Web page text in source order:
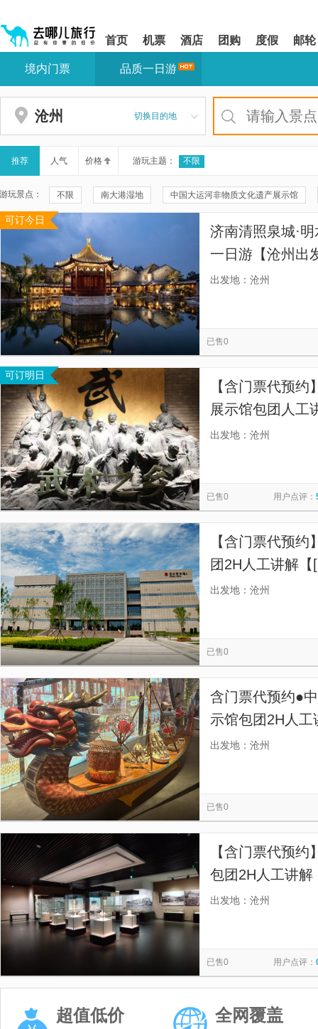
shift+enter
网
导
盲
导
模
式
您
站
区,
本
有
6
个
按
下
Tab
键
浏
览
信
首页 机票 酒店 团购 度假 邮轮
您
站
区
境内门票 品质一日游
沧州 切换目的地
推荐 人气 价格 游玩主题： 不限
游玩景点： 不限 南大港湿地 中国大运河非物质文化遗产展示馆
黄骅港工业旅游景区
郛堤城遗址公园 献县人民公园 聚
献县博物馆 沧州市清真北大寺
盐山规划馆 盐山基督教堂
献县文化馆 沧州水世界主题乐园
朗吟楼 清风楼 霞口氧生园游乐园
沧县职工书屋 献县孟各庄古桑园
大觉禅院 沧县厚德民俗博物馆 贝壳湖公园
可订今日
济南清照泉城·
一日游【沧州出
百脉泉又是章丘
出发地：沧州
已售0
可订明日
【含门票代预
展示馆包团人工
度讲解沧州博物
出发地：沧州
已售0 用户点评：
【含门票代预
团2H人工讲解
沧州博物馆，全
出发地：沧州
已售0
含门票代预约●
示馆包团2H人
服务一对一，提
出发地：沧州
已售0
【含门票代预
包团2H人工讲
一对一，提供蓝
出发地：沧州
已售0 用户点评：
超值低价 全网覆盖